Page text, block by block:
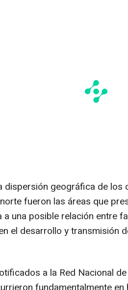
dispersión geográfica de los
fueron las áreas que
a una posible relación entre
el desarrollo y transmisión
a la Red Nacional